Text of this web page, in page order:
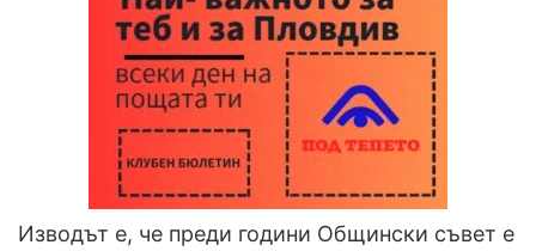
Изводът е, че преди години Общински съвет е